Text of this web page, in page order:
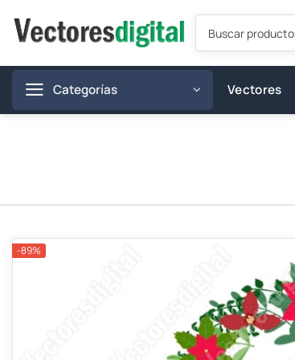
Búsqueda
productos
Categorías Vectores
-89%